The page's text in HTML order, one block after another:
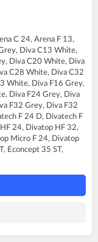
25C
35 A
35C
C 24, Arena F 13,
Diva C13 White,
Diva C20 White, Diva
C28 White, Diva C32
White, Diva F16 Grey,
Diva F24 Grey, Diva
F32 Grey, Diva F32
F 24 D, Divatech F
24, Divatop HF 32,
Micro F 24, Divatop
Econcept 35 ST,